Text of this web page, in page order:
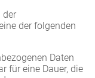
der
der folgenden
Daten
für eine Dauer, die